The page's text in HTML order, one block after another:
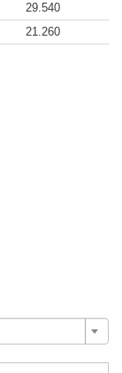
29.540
21.260